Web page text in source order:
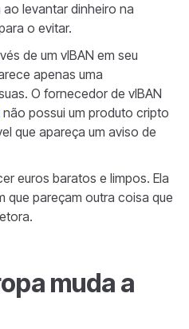
levantar dinheiro na
o evitar.
de um vIBAN em seu
apenas uma
O fornecedor de vIBAN
não possui um produto cripto
que apareça um aviso de
euros baratos e limpos. Ela
pareçam outra coisa que
muda a